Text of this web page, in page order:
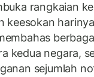
rangkaian
keesokan
kedua negara,
sejumlah